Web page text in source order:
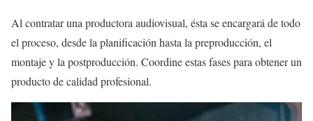
Al contratar una productora audiovisual, ésta se encargará de todo
el proceso, desde la planificación hasta la preproducción, el
montaje y la postproducción. Coordine estas fases para obtener un
producto de calidad profesional.